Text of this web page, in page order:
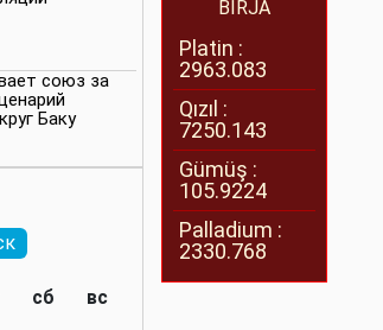
союз за
Баку
сб
вс
BİRJA
Platin :
2963.083
Qızıl :
7250.143
Gümüş :
105.9224
Palladium :
2330.768